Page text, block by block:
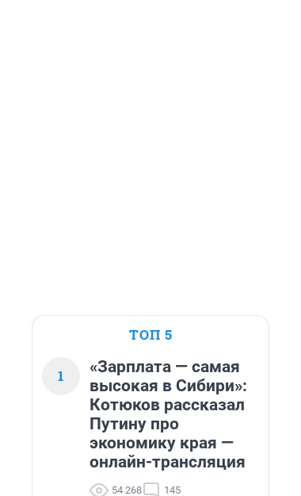
ТОП 5
1
«Зарплата — самая
высокая в Сибири»:
Котюков рассказал
Путину про
экономику края —
онлайн-трансляция
54 268 145